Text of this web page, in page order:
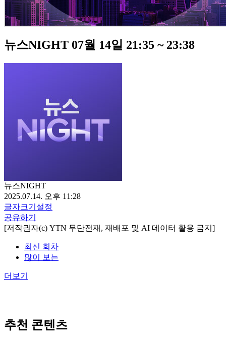
뉴스NIGHT 07월 14일 21:35 ~ 23:38
뉴스NIGHT
2025.07.14. 오후 11:28
글자크기설정
공유하기
[저작권자(c) YTN 무단전재, 재배포 및 AI 데이터 활용 금지]
최신 회차
많이 보는
더보기
추천 콘텐츠